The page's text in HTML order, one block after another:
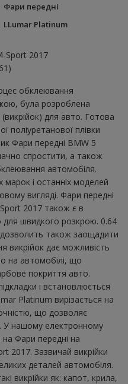
Фари передні
LLumar Platinum
Sport 2017
обклеювання
була розроблена
для авто. Готова
поліуретанової плівки
Фари передні BMW 5
спростити, а також
автомобіля.
і останніх моделей
вигляді. Фари передні
2017 також є в
швидкого розкрою. 0.64
дозволить також заощадити
викрійок дає можливість
на автомобілі, що
покриття авто.
і встановлюється
Platinum вирізається на
що дозволяє
У нашому електронному
на Фари передні на
2017. Зазвичай викрійки
деталей автомобіля.
викрійки як: капот, крила,